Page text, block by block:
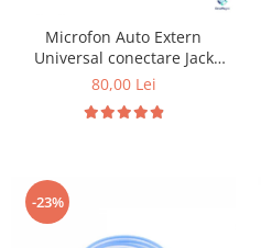
Microfon Auto Extern
Universal conectare Jack
3.5mm
80,00 Lei
-23%